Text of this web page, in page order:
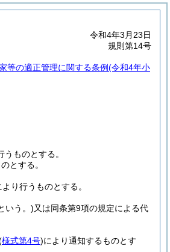
令和4年3月23日
規則第14号
等の適正管理に関する条例(令和4年小
うものとする。
とする。
より行うものとする。
いう。)又は同条第9項の規定による代
様式第4号)により通知するものとす